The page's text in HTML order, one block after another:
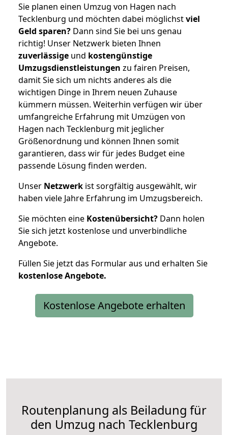
Sie planen einen Umzug von Hagen nach
Tecklenburg und möchten dabei möglichstviel
Geld sparen? Dann sind Sie bei uns genau
richtig! Unser Netzwerk bieten Ihnen
zuverlässige und kostengünstige
Umzugsdienstleistungen zu fairen Preisen,
damit Sie sich um nichts anderes als die
wichtigen Dinge in Ihrem neuen Zuhause
kümmern müssen. Weiterhin verfügen wir über
umfangreiche Erfahrung mit Umzügen von
Hagen nach Tecklenburg mit jeglicher
Größenordnung und können Ihnen somit
garantieren, dass wir für jedes Budget eine
passende Lösung finden werden.
Unser Netzwerk ist sorgfältig ausgewählt, wir
haben viele Jahre Erfahrung im Umzugsbereich.
Sie möchten eine Kostenübersicht? Dann holen
Sie sich jetzt kostenlose und unverbindliche
Angebote.
Füllen Sie jetzt das Formular aus und erhalten Sie
kostenloseAngebote.
Kostenlose Angebote erhalten
Routenplanung als Beiladung für
den Umzug nach Tecklenburg